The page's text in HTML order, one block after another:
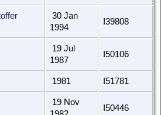
30 Jan
1994
I39808
19 Jul
1987
I50106
1981 I51781
19 Nov
I50446